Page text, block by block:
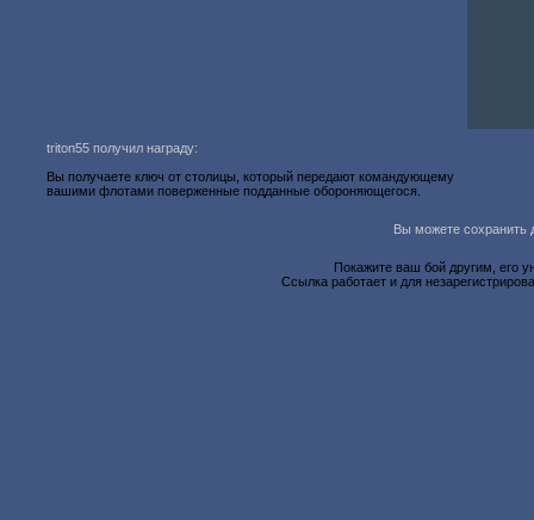
triton55 получил награду:
Вы получаете ключ от столицы, который передают командующему
вашими флотами поверженные подданные обороняющегося.
Вы можете сохранить
Покажите ваш бой другим, его
Ссылка работает и для